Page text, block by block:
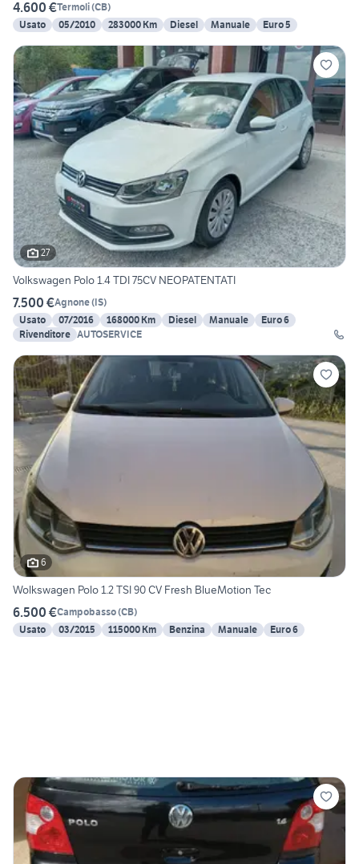
4.600 €Termoli(CB)
Usato
05/2010 283000 Km Diesel Manuale Euro 5
27
Volkswagen Polo 1.4 TDI 75CV NEOPATENTATI
7.500 €Agnone(IS)
Usato
07/2016 168000 Km Diesel Manuale
Euro 6
Rivenditore AUTOSERVICE
6
Wolkswagen Polo 1.2 TSI 90 CV Fresh BlueMotion Tec
6.500 €Campobasso(CB)
Usato
03/2015 115000 Km Benzina Manuale Euro 6